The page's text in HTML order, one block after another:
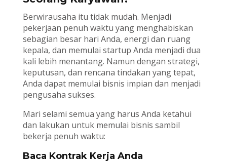
Berwirausaha itu tidak mudah. Menjadi
pekerjaan penuh waktu yang menghabiskan
sebagian besar hari Anda, energi dan ruang
kepala, dan memulai startup Anda menjadi dua
kali lebih menantang. Namun dengan strategi,
keputusan, dan rencana tindakan yang tepat,
Anda dapat memulai bisnis impian dan menjadi
pengusaha sukses.
Mari selami semua yang harus Anda ketahui
dan lakukan untuk memulai bisnis sambil
bekerja penuh waktu:
Baca Kontrak Kerja Anda